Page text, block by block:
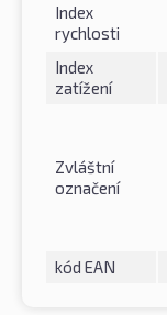
Index
rychlosti
Index
zatížení
Zvláštní
označení
kód EAN